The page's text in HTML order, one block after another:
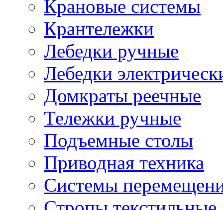
Крановые системы
Крантележки
Лебедки ручные
Лебедки
Домкраты реечные
Тележки ручные
Подъемные столы
Приводная техника
Системы